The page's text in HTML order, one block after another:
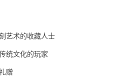
艺术的收藏人士
统文化的玩家
赠